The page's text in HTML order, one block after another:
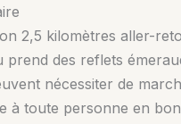
2,5 kilomètres aller-
prend des reflets
nécessiter de
toute personne en